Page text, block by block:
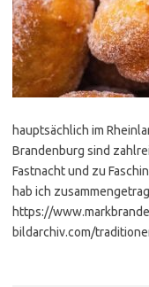
hauptsächlich im
Brandenburg sind
Fastnacht und zu
hab ich
https://
bildarchiv.com/